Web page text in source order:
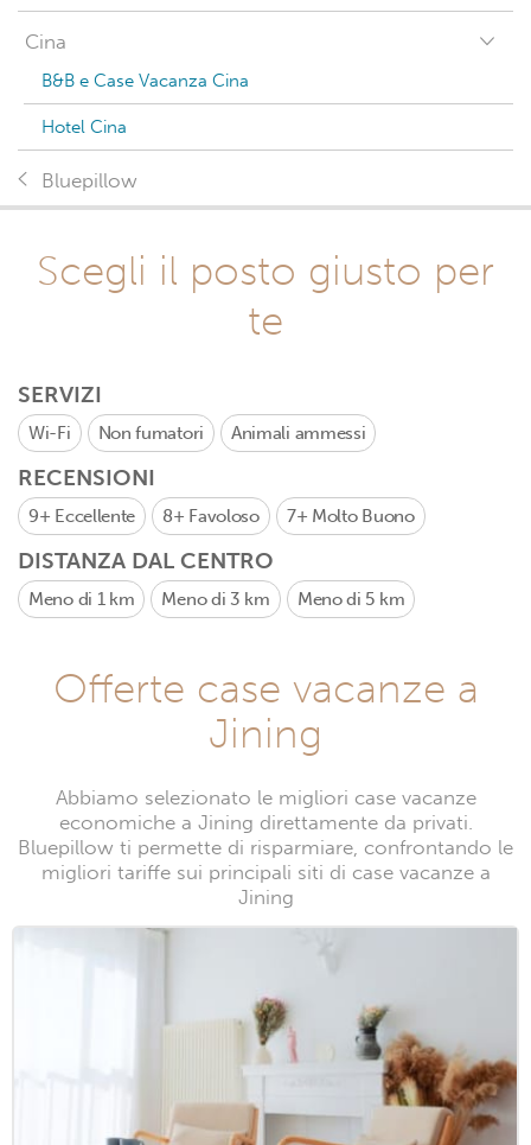
Cina
B&B e Case Vacanza Cina
Hotel Cina
Bluepillow
Scegli il posto giusto per
te
SERVIZI
Wi-Fi Non fumatori Animali ammessi
RECENSIONI
9+ Eccellente 8+ Favoloso 7+ Molto Buono
DISTANZA DAL CENTRO
Meno di 1 km Meno di 3 km Meno di 5 km
Offerte case vacanze a
Jining
Abbiamo selezionato le migliori case vacanze
economiche a Jining direttamente da privati.
Bluepillow ti permette di risparmiare, confrontando le
migliori tariffe sui principali siti di case vacanze a
Jining